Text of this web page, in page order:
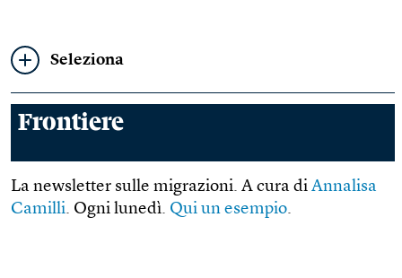
Seleziona
Frontiere
La newsletter sulle migrazioni. A cura di Annalisa
Camilli. Ogni lunedì. Qui un esempio.